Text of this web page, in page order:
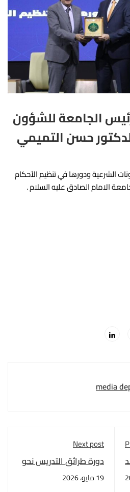
الموافق 2026/5/13، اختبار
سعي
العراقية ورشةً علميةً بعنوان
«الهوية الاجتماعية لدى
الشباب في ظل المتغيرات
الثقافية»، وذلك يوم الثلاثاء
الموافق 2026/5/5،
قدّمتها...
READ MORE
VIEW ALLالجامعة للشؤون
حسن التميمي
الشرعية ودورها في تنظيم الأحكام
الامام الصادق عليه السلام .
media
Next post
دورة طرائق التدريس نحو
التعليم المدمج في
الجامعة العراقية
19 مايو، 2026